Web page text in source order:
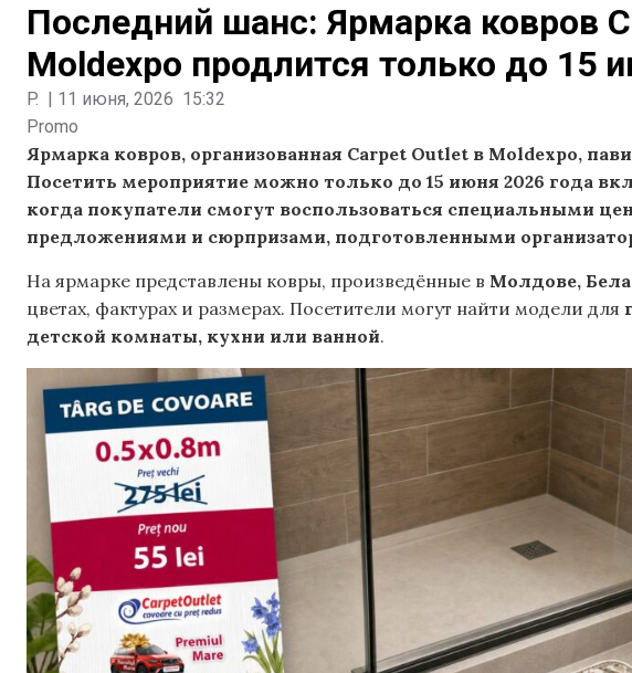
Последний шанс: Ярмарка ковров
Moldexpo продлится только до 15
P. | 11 июня, 2026 15:32
Promo
Ярмарка ковров, организованная Carpet Outlet в Moldexpo,
Посетить мероприятие можно только до 15 июня 2026 года
когда покупатели смогут воспользоваться специальными
предложениями и сюрпризами, подготовленными
На ярмарке представлены ковры, произведённые в Молдове,
цветах, фактурах и размерах. Посетители могут найти модели для
детской комнаты, кухни или ванной.